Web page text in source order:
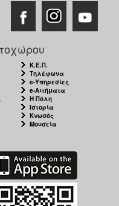
Κ.Ε.Π.
Τηλέφωνα
e-Υπηρεσίες
e-Αιτήματα
Η Πόλη
Ιστορία
Κνωσός
Μουσεία